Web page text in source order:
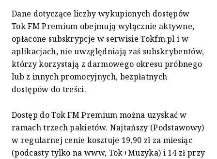
Dane dotyczące liczby wykupionych dostępów
Tok FM Premium obejmują wyłącznie aktywne,
opłacone subskrypcje w serwisie Tokfm.pl i w
aplikacjach, nie uwzględniają zaś subskrybentów,
którzy korzystają z darmowego okresu próbnego
lub z innych promocyjnych, bezpłatnych
dostępów do treści.
Dostęp do Tok FM Premium można uzyskać w
ramach trzech pakietów. Najtańszy (Podstawowy)
w regularnej cenie kosztuje 19,90 zł za miesiąc
(podcasty tylko na www, Tok+Muzyka) i 14 zł przy